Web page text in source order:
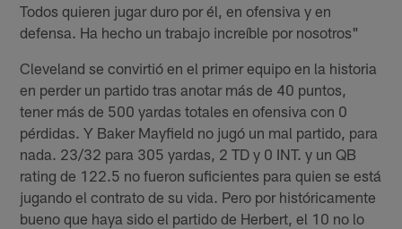
Todos quieren jugar duro por él, en ofensiva y en
defensa. Ha hecho un trabajo increíble por nosotros"
Cleveland se convirtió en el primer equipo en la historia
en perder un partido tras anotar más de 40 puntos,
tener más de 500 yardas totales en ofensiva con 0
pérdidas. Y Baker Mayfield no jugó un mal partido, para
nada. 23/32 para 305 yardas, 2 TD y 0 INT. y un QB
rating de 122.5 no fueron suficientes para quien se está
jugando el contrato de su vida. Pero por históricamente
bueno que haya sido el partido de Herbert, el 10 no lo